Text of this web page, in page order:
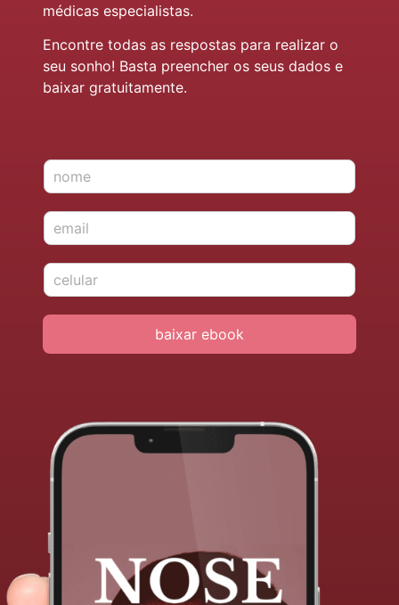
médicas especialistas.
Encontre todas as respostas para realizar o
seu sonho! Basta preencher os seus dados e
baixar gratuitamente.
N
o
e
*
E
-
a
i
*
c
e
u
a
baixar ebook